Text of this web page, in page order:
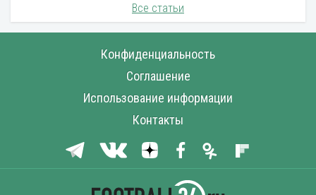
Все статьи
Конфиденциальность
Соглашение
Использование информации
Контакты